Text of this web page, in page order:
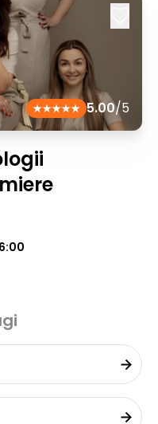
5.00/5